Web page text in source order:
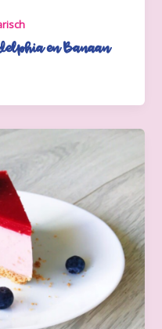
en Banaan